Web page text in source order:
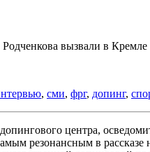
вызвали в Кремле
, сми, фрг, допинг,
центра,
резонансным в